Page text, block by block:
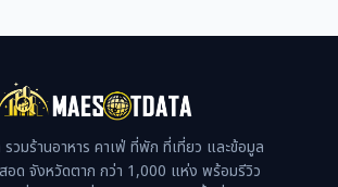
วมร้านอาหาร คาเฟ่ ที่พัก ที่เที่ยว และข้อมูล
อด จังหวัดตาก กว่า 1,000 แห่ง พร้อมรีวิว